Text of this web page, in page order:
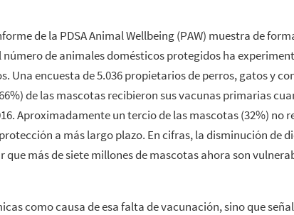
de la PDSA Animal Wellbeing (PAW) muestra de
de animales domésticos protegidos ha
encuesta de 5.036 propietarios de perros, gatos y
de las mascotas recibieron sus vacunas primarias
Aproximadamente un tercio de las mascotas (32%) no
a más largo plazo. En cifras, la disminución de
más de siete millones de mascotas ahora son
como causa de esa falta de vacunación, sino que